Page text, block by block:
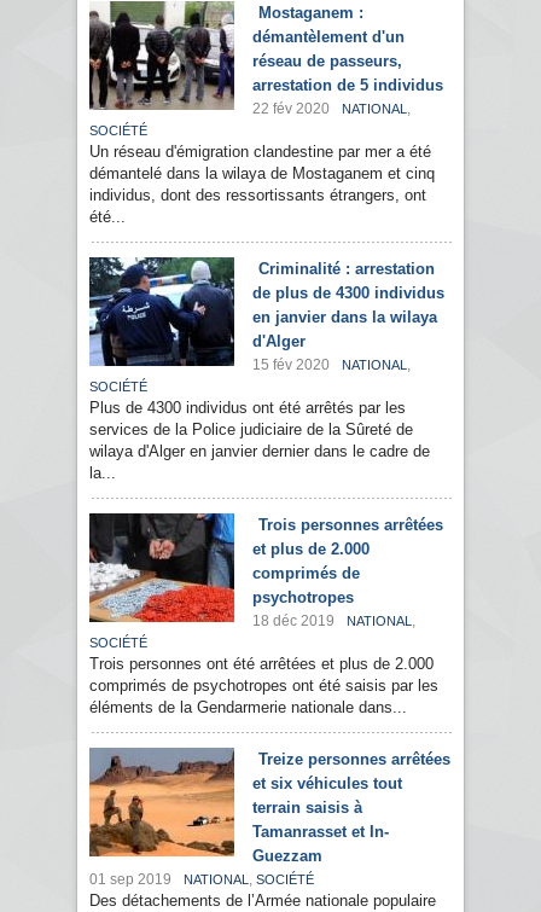
Mostaganem :
démantèlement d'un
réseau de passeurs,
arrestation de 5 individus
22 fév 2020 NATIONAL ,
SOCIÉTÉ
Un réseau d'émigration clandestine par mer a été
démantelé dans la wilaya de Mostaganem et cinq
individus, dont des ressortissants étrangers, ont
été...
Criminalité : arrestation
de plus de 4300 individus
en janvier dans la wilaya
d'Alger
15 fév 2020 NATIONAL ,
SOCIÉTÉ
Plus de 4300 individus ont été arrêtés par les
services de la Police judiciaire de la Sûreté de
wilaya d'Alger en janvier dernier dans le cadre de
la...
Trois personnes arrêtées
et plus de 2.000
comprimés de
psychotropes
18 déc 2019 NATIONAL ,
SOCIÉTÉ
Trois personnes ont été arrêtées et plus de 2.000
comprimés de psychotropes ont été saisis par les
éléments de la Gendarmerie nationale dans...
Treize personnes arrêtées
et six véhicules tout
terrain saisis à
Tamanrasset et In-
Guezzam
01 sep 2019 NATIONAL , SOCIÉTÉ
Des détachements de l’Armée nationale populaire